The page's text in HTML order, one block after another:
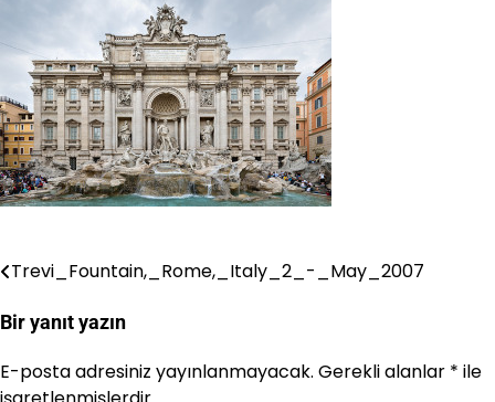
Yazı
gezinmesi
Trevi_Fountain,_Rome,_Italy_2_-_May_2007
Bir yanıt yazın
E-posta adresiniz yayınlanmayacak. Gerekli alanlar * ile